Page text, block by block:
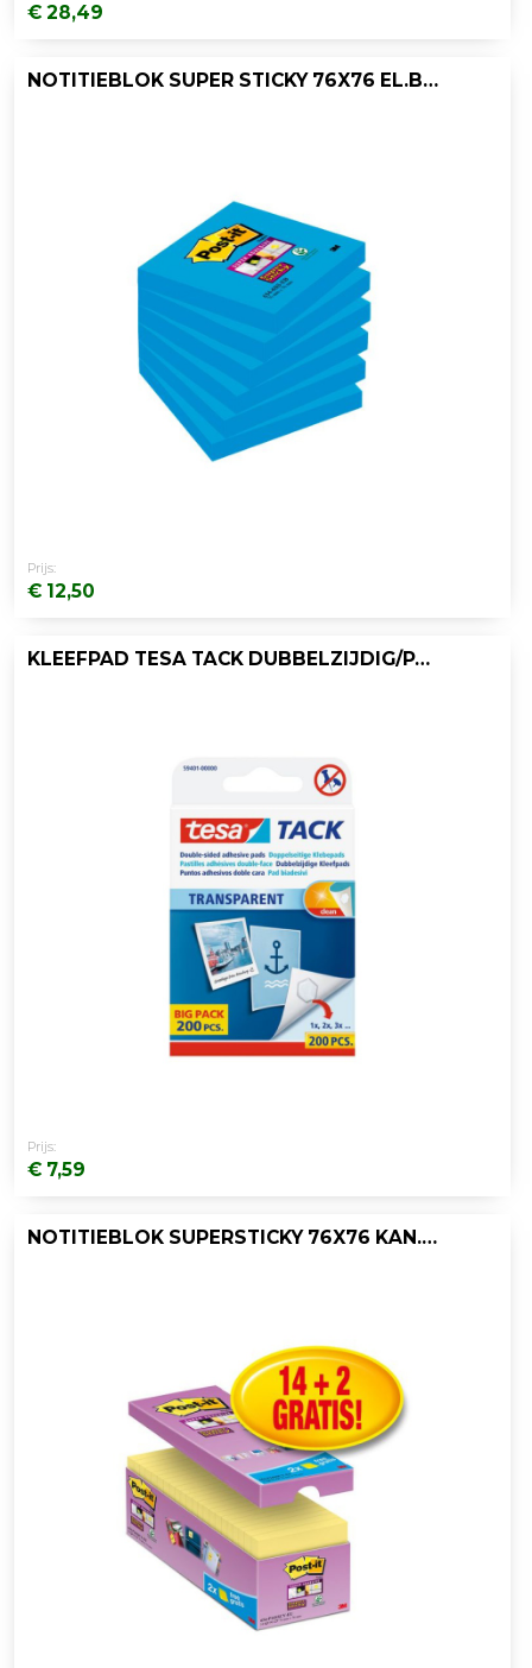
€ 28,49
NOTITIEBLOK SUPER STICKY 76X76 EL.BL/PK6
Prijs:
€ 12,50
KLEEFPAD TESA TACK DUBBELZIJDIG/PAK 200
Prijs:
€ 7,59
NOTITIEBLOK SUPERSTICKY 76X76 KAN.GL/P16